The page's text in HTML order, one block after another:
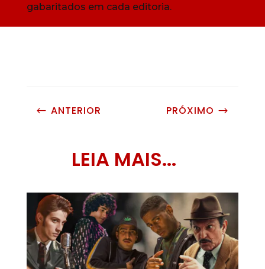
gabaritados em cada editoria.
# ANTERIOR PRÓXIMO $
LEIA MAIS...